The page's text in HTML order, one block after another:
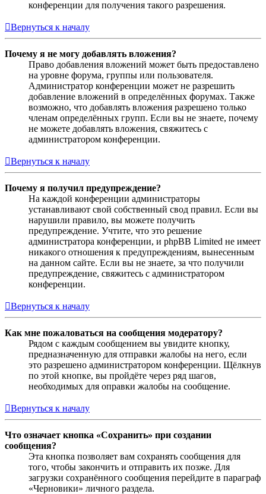
конференции для получения такого разрешения.
Вернуться к началу
Почему я не могу добавлять вложения?
Право добавления вложений может быть предоставлено
на уровне форума, группы или пользователя.
Администратор конференции может не разрешить
добавление вложений в определённых форумах. Также
возможно, что добавлять вложения разрешено только
членам определённых групп. Если вы не знаете, почему
не можете добавлять вложения, свяжитесь с
администратором конференции.
Вернуться к началу
Почему я получил предупреждение?
На каждой конференции администраторы
устанавливают свой собственный свод правил. Если вы
нарушили правило, вы можете получить
предупреждение. Учтите, что это решение
администратора конференции, и phpBB Limited не имеет
никакого отношения к предупреждениям, вынесенным
на данном сайте. Если вы не знаете, за что получили
предупреждение, свяжитесь с администратором
конференции.
Вернуться к началу
Как мне пожаловаться на сообщения модератору?
Рядом с каждым сообщением вы увидите кнопку,
предназначенную для отправки жалобы на него, если
это разрешено администратором конференции. Щёлкнув
по этой кнопке, вы пройдёте через ряд шагов,
необходимых для оправки жалобы на сообщение.
Вернуться к началу
Что означает кнопка «Сохранить» при создании
сообщения?
Эта кнопка позволяет вам сохранять сообщения для
того, чтобы закончить и отправить их позже. Для
загрузки сохранённого сообщения перейдите в параграф
«Черновики» личного раздела.